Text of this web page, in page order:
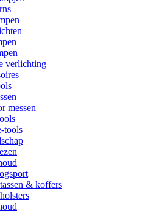
verlichting
messen
tools
& koffers